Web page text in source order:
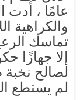
عامًا ، أدت
والكراهية
تماسك
إلا جهازًا
لصالح
لم يستطع